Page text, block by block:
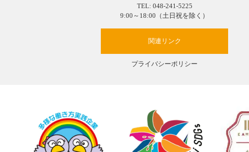
TEL: 048-241-5225
9:00～18:00（土日祝を除く）
関連リンク
プライバシーポリシー